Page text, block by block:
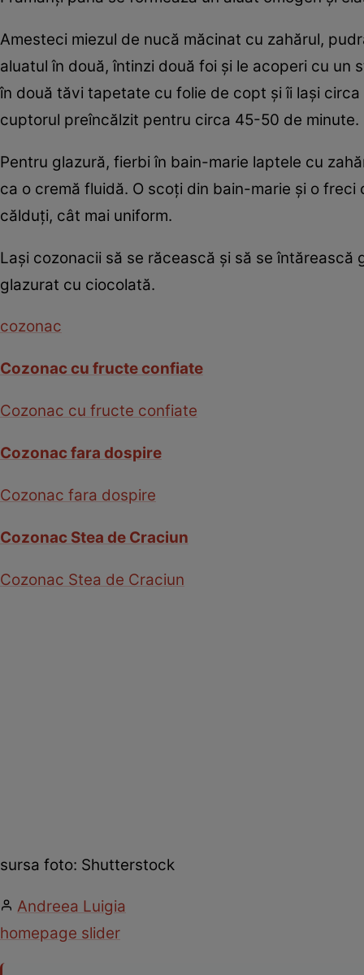
Amesteci miezul de nucă măcinat cu zahărul,
aluatul în două, întinzi două foi şi le acoperi cu
în două tăvi tapetate cu folie de copt şi îi laşi
cuptorul preîncălzit pentru circa 45-50 de minute.
Pentru glazură, fierbi în bain-marie laptele cu
ca o cremă fluidă. O scoţi din bain-marie şi o
călduţi, cât mai uniform.
Laşi cozonacii să se răcească şi să se
glazurat cu ciocolată.
cozonac
Cozonac cu fructe confiate
Cozonac cu fructe confiate
Cozonac fara dospire
Cozonac fara dospire
Cozonac Stea de Craciun
Cozonac Stea de Craciun
sursa foto: Shutterstock
Andreea Luigia
homepage slider